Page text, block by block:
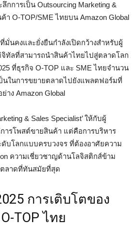
กการเป็น Outsourcing Marketing &
า O-TOP/SME ไทยบน Amazon Global
มั่นคงและยั่งยืนกำลังเปิดกว้างสำหรับผู้
ทัลที่สามารถนำสินค้าไทยไปสู่ตลาดโลก
ที่ธุรกิจ O-TOP และ SME ไทยจำนวน
นในการขยายตลาดไปยังแพลตฟอร์มที่
าง Amazon Global
& Sales Specialist’ ให้กับผู้
ารโพสต์ขายสินค้า แต่คือการบริหาร
ดับโลกแบบครบวงจร ที่ต้องอาศัยความ
ความเชี่ยวชาญด้านโลจิสติกส์ข้าม
ลาดที่ทันสมัยที่สุด
การเติบโตของ
TOP ไทย